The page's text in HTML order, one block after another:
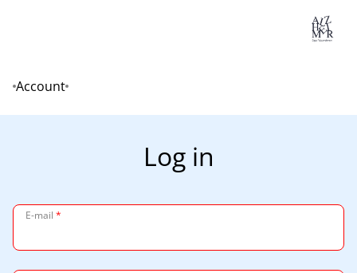
Home
Account
Log in
E-mail *